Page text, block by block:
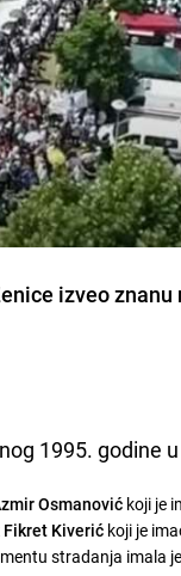
izveo znanu
1995. godine
Osmanović koji je
Fikret Kiverić koji je
stradanja imala